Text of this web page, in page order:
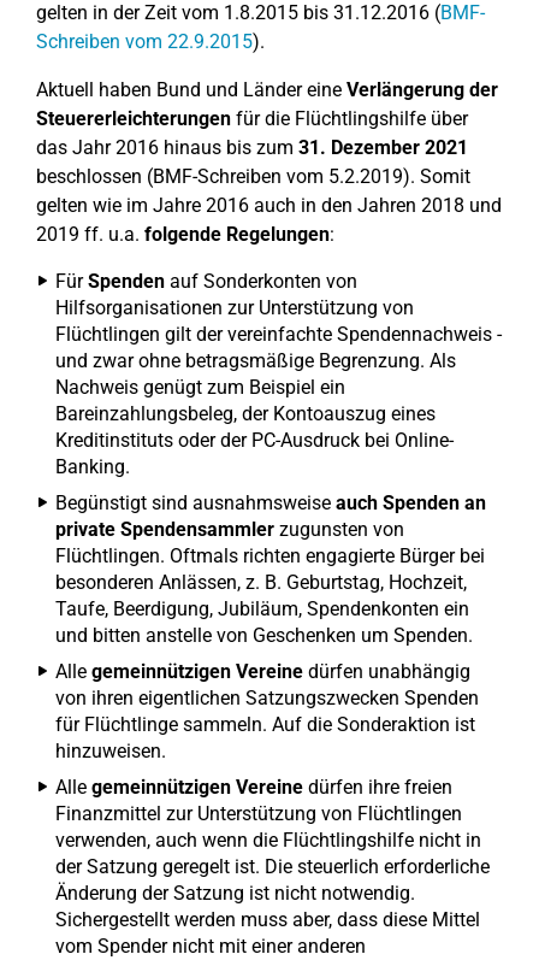
gelten in der Zeit vom 1.8.2015 bis 31.12.2016 (BMF-
Schreiben vom 22.9.2015).
Aktuell haben Bund und Länder eine Verlängerung der
Steuererleichterungen für die Flüchtlingshilfe über
das Jahr 2016 hinaus bis zum 31. Dezember 2021
beschlossen (BMF-Schreiben vom 5.2.2019). Somit
gelten wie im Jahre 2016 auch in den Jahren 2018 und
2019 ff. u.a. folgende Regelungen:
FürSpenden auf Sonderkonten von
Hilfsorganisationen zur Unterstützung von
Flüchtlingen gilt der vereinfachte Spendennachweis -
und zwar ohne betragsmäßige Begrenzung. Als
Nachweis genügt zum Beispiel ein
Bareinzahlungsbeleg, der Kontoauszug eines
Kreditinstituts oder der PC-Ausdruck bei Online-
Banking.
Begünstigt sind ausnahmsweise auch Spenden an
private Spendensammler zugunsten von
Flüchtlingen. Oftmals richten engagierte Bürger bei
besonderen Anlässen, z. B. Geburtstag, Hochzeit,
Taufe, Beerdigung, Jubiläum, Spendenkonten ein
und bitten anstelle von Geschenken um Spenden.
Alle gemeinnützigen Vereine dürfen unabhängig
von ihren eigentlichen Satzungszwecken Spenden
für Flüchtlinge sammeln. Auf die Sonderaktion ist
hinzuweisen.
Alle gemeinnützigen Vereine dürfen ihre freien
Finanzmittel zur Unterstützung von Flüchtlingen
verwenden, auch wenn die Flüchtlingshilfe nicht in
der Satzung geregelt ist. Die steuerlich erforderliche
Änderung der Satzung ist nicht notwendig.
Sichergestellt werden muss aber, dass diese Mittel
vom Spender nicht mit einer anderen